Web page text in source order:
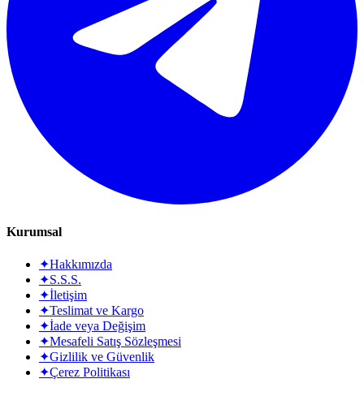
Kurumsal
✦Hakkımızda
✦S.S.S.
✦İletişim
✦Teslimat ve Kargo
✦İade veya Değişim
✦Mesafeli Satış Sözleşmesi
✦Gizlilik ve Güvenlik
✦Çerez Politikası